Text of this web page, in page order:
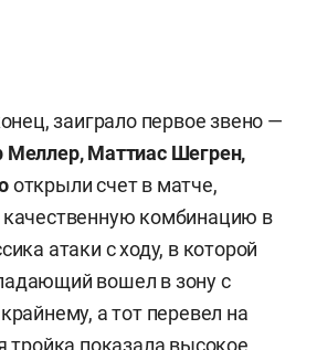
заиграло первое звено —
Меллер, Маттиас Шегрен,
открыли счет в матче,
качественную комбинацию в
атаки с ходу, в которой
вошел в зону с
а тот перевел на
тройка показала высокое